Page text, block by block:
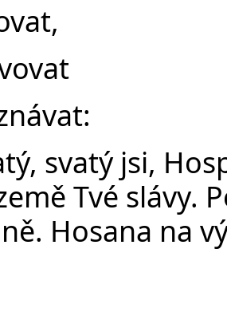
svatý jsi,
Tvé slávy.
Hosana na